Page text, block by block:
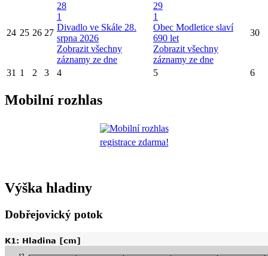
24 25 26 27
28
1
Divadlo ve Skále 28.
srpna 2026
Zobrazit všechny
záznamy ze dne
29
1
Obec Modletice slaví
690 let
Zobrazit všechny
záznamy ze dne
30
31 1 2 3 4 5 6
Mobilní rozhlas
registrace zdarma!
Výška hladiny
Dobřejovický potok